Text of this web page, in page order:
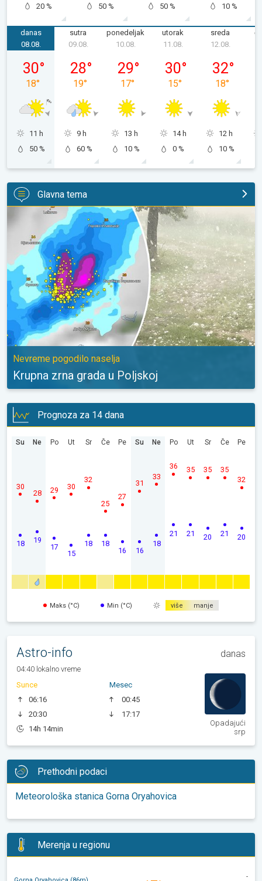
20 % 50 % 50 % 10 %
danas
subota, 08. 08.
08.08.
30°
18°
11 h
50 %
sutra
09.08.
28°
19°
9 h
60 %
ponedeljak
10.08.
29°
17°
13 h
10 %
utorak
11.08.
30°
15°
14 h
0 %
sreda
12.08.
32°
18°
12 h
10 %
Glavna tema
Krupna zrna grada u Poljskoj. Nevreme pogodilo naselja. . .
Nevreme pogodilo naselja
Krupna zrna grada u Poljskoj
Prognoza za 14 dana
Su
18
30
Ne
19
28
Po
17
29
Ut
15
30
Sr
18
32
Če
18
25
Pe
16
27
Su
16
31
Ne
18
33
Po
21
36
Ut
21
35
Sr
20
35
Če
21
35
Pe
20
32
Maks (°C) Min (°C) više manje
Astro-info danas
04:40 lokalno vreme
Sunce
06:16
20:30
14h 14min
Mesec
00:45
17:17
Opadajući
srp
Prethodni podaci
Meteorološka stanica Gorna Oryahovica
Merenja u regionu
-